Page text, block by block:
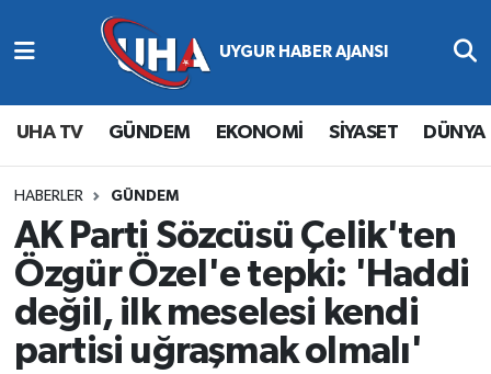
UHA TV GÜNDEM EKONOMİ SİYASET DÜNYA
HABERLER GÜNDEM
AK Parti Sözcüsü Çelik'ten
Özgür Özel'e tepki: 'Haddi
değil, ilk meselesi kendi
partisi uğraşmak olmalı'
Abone Ol
Gündem
Ekonomi
Magazin
Siyaset
Spor
Nöbetçi Eczaneler
Hava Durumu
Namaz Vakitleri
Trafik Durumu
Süper Lig Puan Durumu ve Fikstür
Tüm Manşetler